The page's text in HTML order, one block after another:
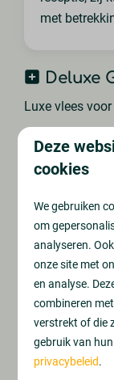
met
Deluxe
Luxe vlees
Kinder
Perfecte
Street
Street Food
Vegetarisch
Vis
De lekkerste
Deze
cookies
We gebruiken
om
analyseren.
onze site met
en analyse.
combineren
verstrekt of die
gebruik van
privacybeleid.